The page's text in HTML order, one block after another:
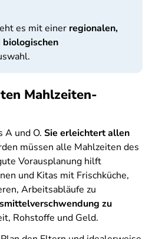
es mit einer regionalen,
biologischen
Mahlzeiten-
A und O. Sie erleichtert allen
müssen alle Mahlzeiten des
Vorausplanung hilft
und Kitas mit Frischküche,
Arbeitsabläufe zu
zu
Rohstoffe und Geld.